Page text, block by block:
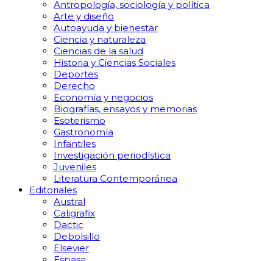
Antropología, sociología y política
Arte y diseño
Autoayuda y bienestar
Ciencia y naturaleza
Ciencias de la salud
Historia y Ciencias Sociales
Deportes
Derecho
Economía y negocios
Biografías, ensayos y memorias
Esoterismo
Gastronomía
Infantiles
Investigación periodística
Juveniles
Literatura Contemporánea
Editoriales
Austral
Caligrafix
Dactic
Debolsillo
Elsevier